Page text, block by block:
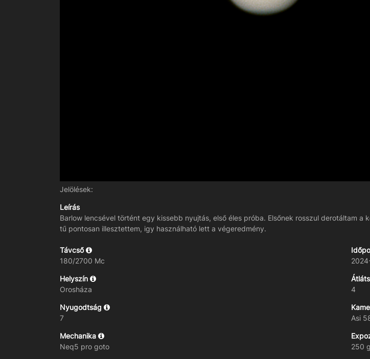
Jelölések:
Leírás
Barlow lencsével történt egy kissebb nyujtás, első éles próba. Elsőnek rosszul derotáltam
tű pontosan illesztettem, igy használható lett a végeredmény.
Távcső
180/2700 Mc
Helyszín
Orosháza
4
Nyugodtság
7
Asi
Mechanika
Neq5 pro goto
250